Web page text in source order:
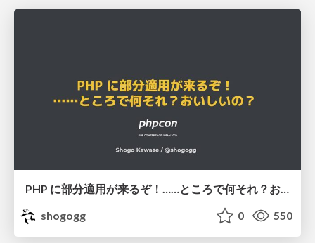
PHP に部分適用が来るぞ！……ところで何それ？おいしいの？ #phpcon / phpcon-2026
shogogg
0 550